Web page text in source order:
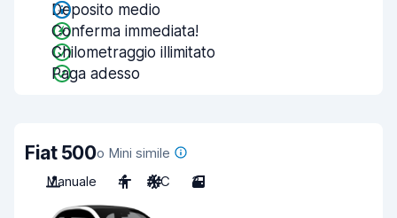
Deposito medio
Conferma immediata!
Chilometraggio illimitato
Paga adesso
Fiat 500o Mini simile
Manuale
4 A/C 3